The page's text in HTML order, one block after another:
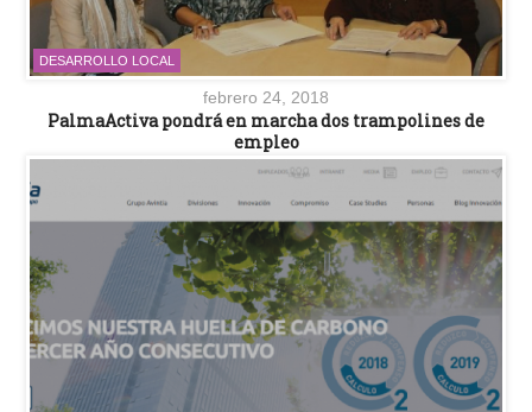
DESARROLLO LOCAL
febrero 24, 2018
PalmaActiva pondrá en marcha dos trampolines de
empleo